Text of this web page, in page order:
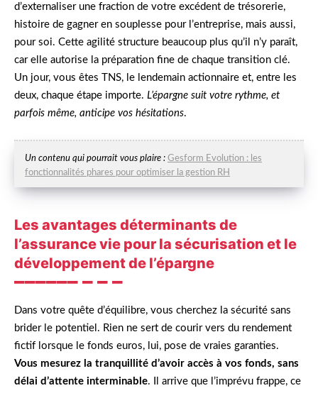
d’externaliser une fraction de votre excédent de trésorerie,
histoire de gagner en souplesse pour l’entreprise, mais aussi,
pour soi. Cette agilité structure beaucoup plus qu’il n’y paraît,
car elle autorise la préparation fine de chaque transition clé.
Un jour, vous êtes TNS, le lendemain actionnaire et, entre les
deux, chaque étape importe. L’épargne suit votre rythme, et
parfois même, anticipe vos hésitations.
Un contenu qui pourrait vous plaire : Gesform Evolution : les
fonctionnalités phares pour optimiser la gestion RH
Les avantages déterminants de
l’assurance vie pour la sécurisation et le
développement de l’épargne
Dans votre quête d’équilibre, vous cherchez la sécurité sans
brider le potentiel. Rien ne sert de courir vers du rendement
fictif lorsque le fonds euros, lui, pose de vraies garanties.
Vous mesurez la tranquillité d’avoir accès à vos fonds, sans
délai d’attente interminable. Il arrive que l’imprévu frappe, ce